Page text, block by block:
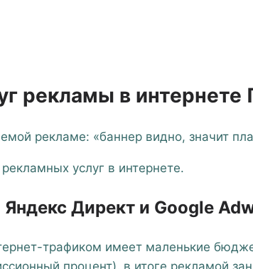
рекламы в интернете
рекламе: «баннер видно, значит
услуг в интернете.
Директ и Google
трафиком имеет маленькие
процент), в итоге рекламой